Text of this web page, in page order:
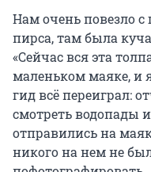
Нам очень повезло
пирса, там была
«Сейчас вся эта
маленьком маяке, и
гид всё переиграл:
смотреть водопады
отправились на
никого на нем не